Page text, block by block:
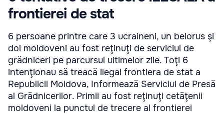
frontierei de stat
6 persoane printre care 3 ucraineni, un belorus şi
doi moldoveni au fost reţinuţi de serviciul de
grădniceri pe parcursul ultimelor zile. Toţi 6
intenţionau să treacă ilegal frontiera de stat a
Republicii Moldova, Informează Serviciul de Presă
al Grădnicerilor. Primii au fost reţinuţi cetăţenii
moldoveni la punctul de trecere al frontierei